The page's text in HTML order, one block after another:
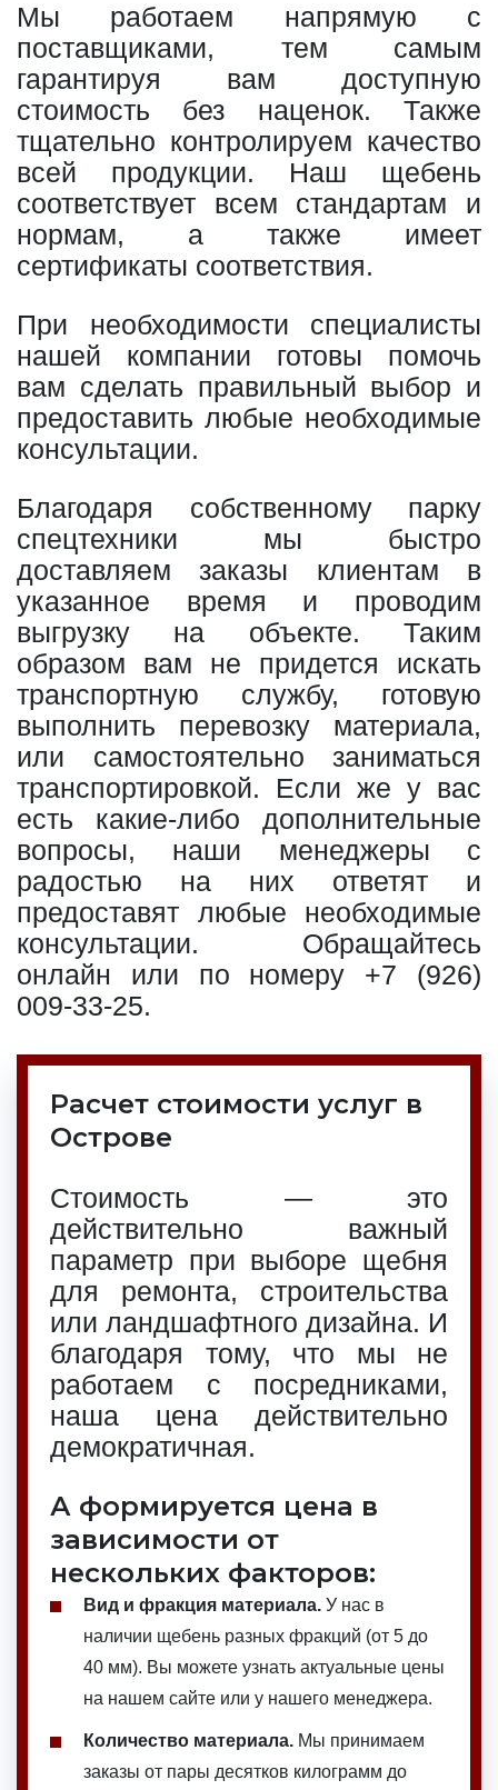
Мы работаем напрямую с
поставщиками, тем самым
гарантируя вам доступную
стоимость без наценок. Также
тщательно контролируем качество
всей продукции. Наш щебень
соответствует всем стандартам и
нормам, а также имеет
сертификаты соответствия.
При необходимости специалисты
нашей компании готовы помочь
вам сделать правильный выбор и
предоставить любые необходимые
консультации.
Благодаря собственному парку
спецтехники мы быстро
доставляем заказы клиентам в
указанное время и проводим
выгрузку на объекте. Таким
образом вам не придется искать
транспортную службу, готовую
выполнить перевозку материала,
или самостоятельно заниматься
транспортировкой. Если же у вас
есть какие-либо дополнительные
вопросы, наши менеджеры с
радостью на них ответят и
предоставят любые необходимые
консультации. Обращайтесь
онлайн или по номеру +7 (926)
009-33-25.
Расчет стоимости услуг в
Острове
Стоимость — это
действительно важный
параметр при выборе щебня
для ремонта, строительства
или ландшафтного дизайна. И
благодаря тому, что мы не
работаем с посредниками,
наша цена действительно
демократичная.
А формируется цена в
зависимости от
нескольких факторов:
Вид и фракция материала. У нас в
наличии щебень разных фракций (от 5 до
40 мм). Вы можете узнать актуальные цены
на нашем сайте или у нашего менеджера.
Количество материала. Мы принимаем
заказы от пары десятков килограмм до